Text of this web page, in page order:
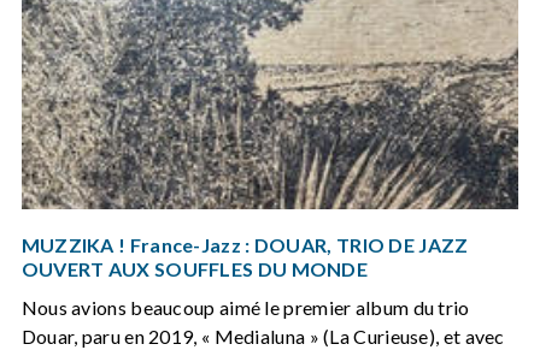
MUZZIKA ! France-Jazz : DOUAR, TRIO DE JAZZ
OUVERT AUX SOUFFLES DU MONDE
Nous avions beaucoup aimé le premier album du trio
Douar, paru en 2019, « Medialuna » (La Curieuse), et avec